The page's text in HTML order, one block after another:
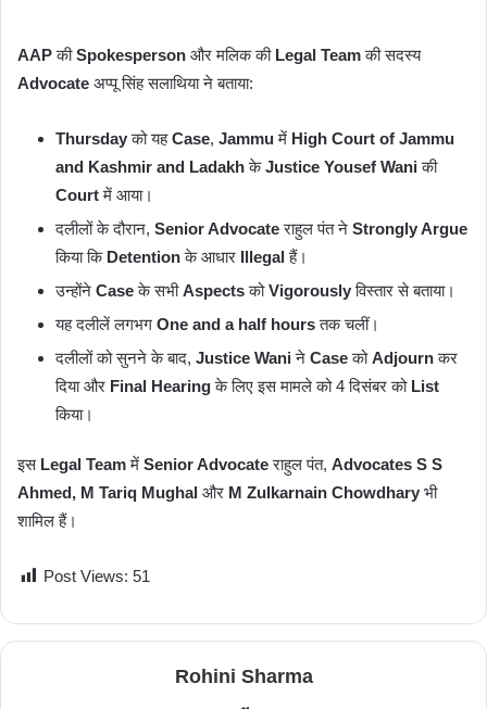
AAPकीSpokesperson और मलिक की Legal Teamकी सदस्य
Advocate अप्पू सिंह सलाथिया ने बताया:
Thursdayको यहCase, Jammuमें High Court of Jammu
and Kashmir and LadakhकेJustice Yousef Waniकी
Courtमें आया।
दलीलों के दौरान, Senior Advocateराहुल पंत ने Strongly Argue
किया कि Detentionके आधार Illegalहैं।
उन्होंने Caseके सभीAspectsकोVigorouslyविस्तार से बताया।
यह दलीलें लगभग One and a half hoursतक चलीं।
दलीलों को सुनने के बाद, Justice Waniने CaseकोAdjournकर
दिया और Final Hearingके लिए इस मामले को 4 दिसंबर को List
किया।
इस Legal Teamमें Senior Advocateराहुल पंत, Advocates S S
Ahmed, M Tariq Mughal और M Zulkarnain Chowdhary भी
शामिल हैं।
Post Views: 51
Rohini Sharma